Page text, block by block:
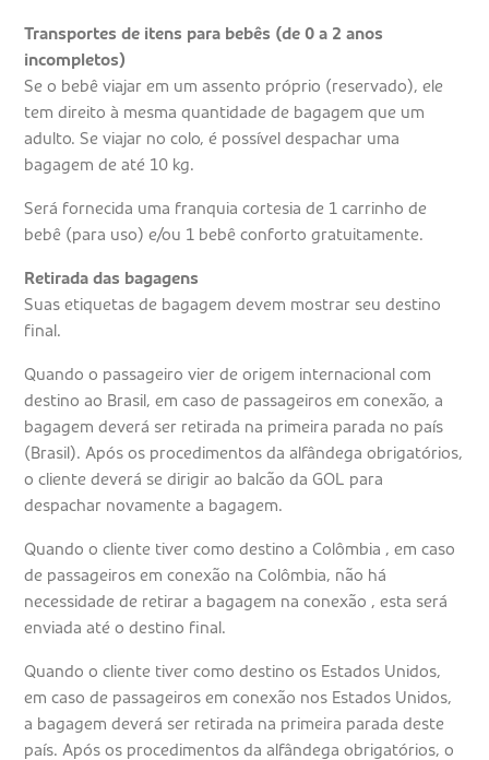
Transportes de itens para bebês (de 0 a 2 anos
incompletos)
Se o bebê viajar em um assento próprio (reservado), ele
tem direito à mesma quantidade de bagagem que um
adulto. Se viajar no colo, é possível despachar uma
bagagem de até 10 kg.
Será fornecida uma franquia cortesia de 1 carrinho de
bebê (para uso) e/ou 1 bebê conforto gratuitamente.
Retirada das bagagens
Suas etiquetas de bagagem devem mostrar seu destino
final.
Quando o passageiro vier de origem internacional com
destino ao Brasil, em caso de passageiros em conexão, a
bagagem deverá ser retirada na primeira parada no país
(Brasil). Após os procedimentos da alfândega obrigatórios,
o cliente deverá se dirigir ao balcão da GOL para
despachar novamente a bagagem.
Quando o cliente tiver como destino a Colômbia , em caso
de passageiros em conexão na Colômbia, não há
necessidade de retirar a bagagem na conexão , esta será
enviada até o destino final.
Quando o cliente tiver como destino os Estados Unidos,
em caso de passageiros em conexão nos Estados Unidos,
a bagagem deverá ser retirada na primeira parada deste
país. Após os procedimentos da alfândega obrigatórios, o